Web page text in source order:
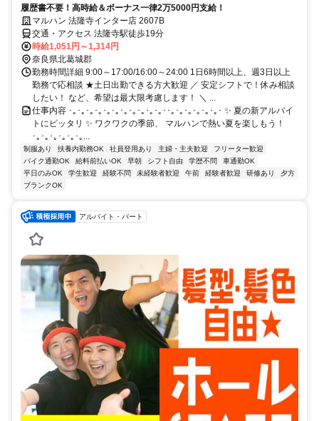
履歴書不要！高時給＆ボーナス一律2万5000円支給！
マルハン 法隆寺インター店 2607B
交通・アクセス 法隆寺駅徒歩19分
時給1,051円～1,314円
奈良県北葛城郡
勤務時間詳細 9:00～17:00/16:00～24:00 1日6時間以上、週3日以上
勤務で応相談 ★土日出勤できる方大歓迎 ／ 安定シフトで！休み相談
したい！ など、希望は最大限考慮します！ ＼ ...
仕事内容 ･｡･｡･｡･｡･｡･｡･｡･｡･｡･｡･｡･･｡･｡･｡･｡･｡･｡･ ✨ 夏の新アルバイ
トにピッタリ ✨ ワクワクの季節、 マルハンで熱い夏を楽しもう！
･｡･｡･｡･｡･｡･｡...
制服あり 扶養内勤務OK 社員登用あり 主婦・主夫歓迎
フリーター歓迎
バイク通勤OK
給料前払いOK 早朝 シフト自由 学歴不問
車通勤OK
平日のみOK
学生歓迎 経験不問 未経験者歓迎 午前 経験者歓迎 研修あり
夕方
ブランクOK
アルバイト・パート